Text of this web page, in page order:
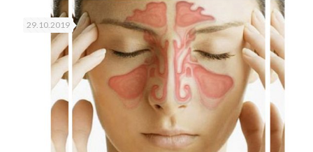
29.10.2019